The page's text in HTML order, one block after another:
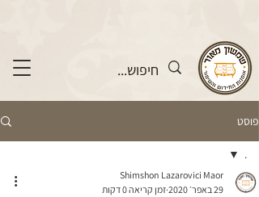
פוסט
.
.
Shimshon Lazarovici Maor
29 באפר׳ 2020
זמן קריאה 0 דקות